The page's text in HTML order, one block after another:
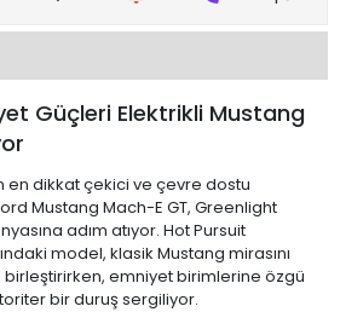
Güçleri Elektrikli Mustang
en dikkat çekici ve çevre dostu
Mustang Mach-E GT, Greenlight
adım atıyor. Hot Pursuit
model, klasik Mustang mirasını
birleştirirken, emniyet birimlerine özgü
bir duruş sergiliyor.